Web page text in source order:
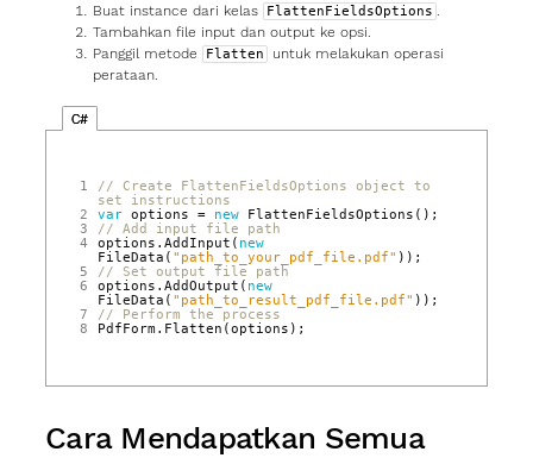
Buat instance dari kelas FlattenFieldsOptions
Tambahkan file input dan output ke opsi.
Panggil metode
Flatten
untuk melakukan operasi
perataan.
C#
1
// Create FlattenFieldsOptions object to
set instructions
2
var options = new FlattenFieldsOptions ();
3
// Add input file path
4
options .AddInput ( new
FileData ( "path_to_your_pdf_file.pdf" ));
5
// Set output file path
6
options .AddOutput ( new
FileData ( "path_to_result_pdf_file.pdf" ));
7
// Perform the process
8
PdfForm . Flatten (options );
Cara Mendapatkan Semua